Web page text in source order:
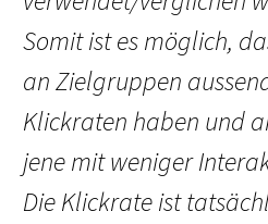
Somit ist es möglich,
an Zielgruppen
Klickraten haben und
jene mit weniger
Die Klickrate ist